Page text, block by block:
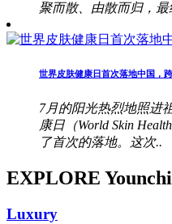
聚而散、由散而归，最
世界皮肤健康日首次落地中国，
7月的阳光热烈地照进
康日（World Skin
了首次的落地。这次..
EXPLORE
Luxury